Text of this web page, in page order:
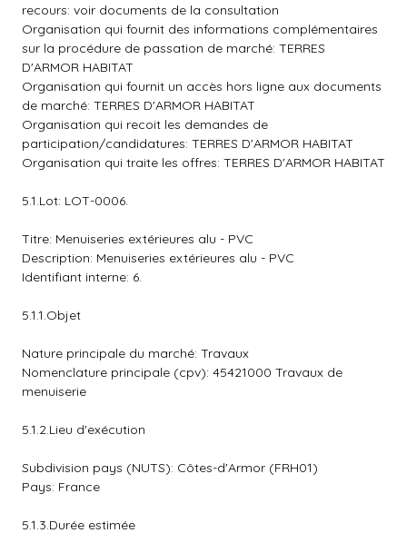
recours: voir documents de la consultation
Organisation qui fournit des informations complémentaires
sur la procédure de passation de marché: TERRES
D'ARMOR HABITAT
Organisation qui fournit un accès hors ligne aux documents
de marché: TERRES D'ARMOR HABITAT
Organisation qui recoit les demandes de
participation/candidatures: TERRES D'ARMOR HABITAT
Organisation qui traite les offres: TERRES D'ARMOR HABITAT
5.1.Lot: LOT-0006.
Titre: Menuiseries extérieures alu - PVC
Description: Menuiseries extérieures alu - PVC
Identifiant interne: 6.
5.1.1.Objet
Nature principale du marché: Travaux
Nomenclature principale (cpv): 45421000 Travaux de
menuiserie
5.1.2.Lieu d'exécution
Subdivision pays (NUTS): Côtes-d'Armor (FRH01)
Pays: France
5.1.3.Durée estimée